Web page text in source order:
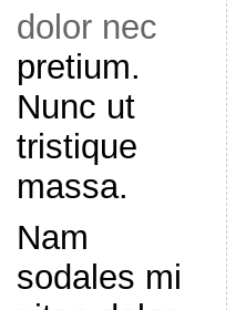
dolor nec
pretium.
Nunc ut
tristique
massa.
Nam
sodales mi